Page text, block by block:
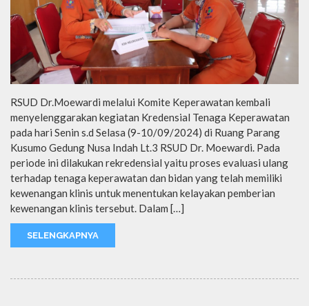
RSUD Dr.Moewardi melalui Komite Keperawatan kembali
menyelenggarakan kegiatan Kredensial Tenaga Keperawatan
pada hari Senin s.d Selasa (9-10/09/2024) di Ruang Parang
Kusumo Gedung Nusa Indah Lt.3 RSUD Dr. Moewardi. Pada
periode ini dilakukan rekredensial yaitu proses evaluasi ulang
terhadap tenaga keperawatan dan bidan yang telah memiliki
kewenangan klinis untuk menentukan kelayakan pemberian
kewenangan klinis tersebut. Dalam […]
SELENGKAPNYA